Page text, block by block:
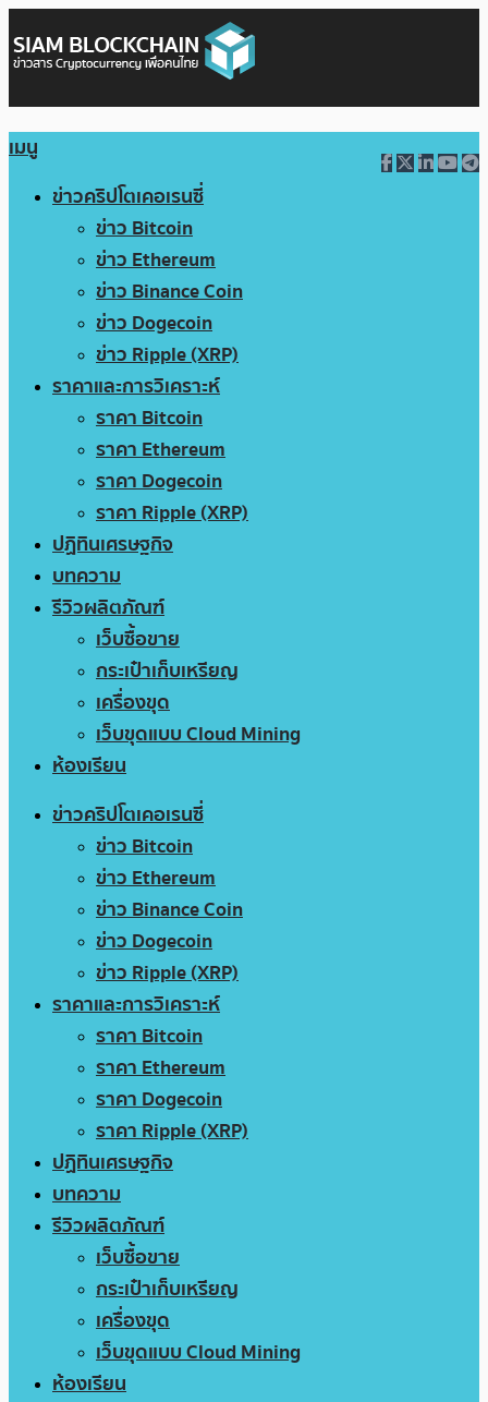
เมนู
ข่าวคริปโตเคอเรนซี่
ข่าว Bitcoin
ข่าว Ethereum
ข่าว Binance Coin
ข่าว Dogecoin
ข่าว Ripple (XRP)
ราคาและการวิเคราะห์
ราคา Bitcoin
ราคา Ethereum
ราคา Dogecoin
ราคา Ripple (XRP)
ปฏิทินเศรษฐกิจ
บทความ
รีวิวผลิตภัณฑ์
เว็บซื้อขาย
กระเป๋าเก็บเหรียญ
เครื่องขุด
เว็บขุดแบบ Cloud Mining
ห้องเรียน
ข่าวคริปโตเคอเรนซี่
ข่าว Bitcoin
ข่าว Ethereum
ข่าว Binance Coin
ข่าว Dogecoin
ข่าว Ripple (XRP)
ราคาและการวิเคราะห์
ราคา Bitcoin
ราคา Ethereum
ราคา Dogecoin
ราคา Ripple (XRP)
ปฏิทินเศรษฐกิจ
บทความ
รีวิวผลิตภัณฑ์
เว็บซื้อขาย
กระเป๋าเก็บเหรียญ
เครื่องขุด
เว็บขุดแบบ Cloud Mining
ห้องเรียน